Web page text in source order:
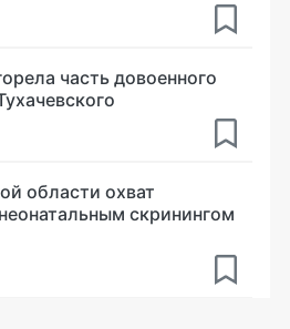
часть довоенного
области охват
скринингом